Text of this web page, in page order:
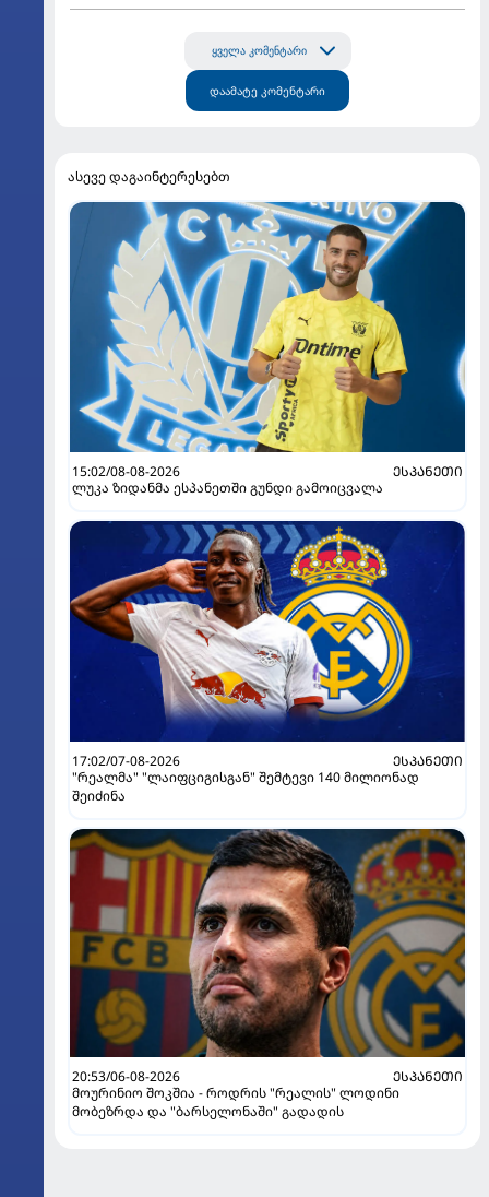
ყველა კომენტარი
დაამატე კომენტარი
ასევე დაგაინტერესებთ
15:02/08-08-2026
ᲔᲡᲞᲐᲜᲔᲗᲘ
ლუკა ზიდანმა ესპანეთში გუნდი გამოიცვალა
17:02/07-08-2026
ᲔᲡᲞᲐᲜᲔᲗᲘ
"რეალმა" "ლაიფციგისგან" შემტევი 140 მილიონად
შეიძინა
20:53/06-08-2026
ᲔᲡᲞᲐᲜᲔᲗᲘ
მოურინიო შოკშია - როდრის "რეალის" ლოდინი
მობეზრდა და "ბარსელონაში" გადადის